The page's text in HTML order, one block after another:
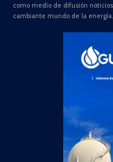
como medio de difusión
cambiante mundo de la energía.